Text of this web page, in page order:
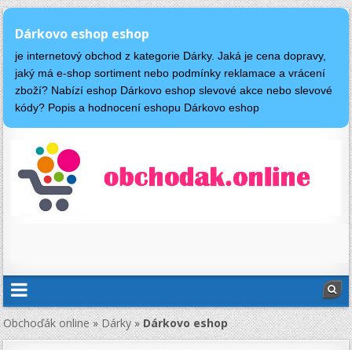
Dárkovo eshop eshop
je internetový obchod z kategorie Dárky. Jaká je cena dopravy,
jaký má e-shop sortiment nebo podmínky reklamace a vrácení
zboží? Nabízí eshop Dárkovo eshop slevové akce nebo slevové
kódy? Popis a hodnocení eshopu Dárkovo eshop
Obchoďák online»Dárky»Dárkovo eshop